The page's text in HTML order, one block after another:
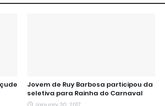
Jovem de Ruy Barbosa participou da
seletiva para Rainha do Carnaval